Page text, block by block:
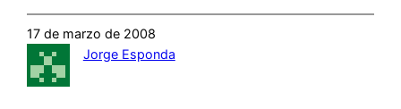
17 de marzo de 2008
Jorge Esponda